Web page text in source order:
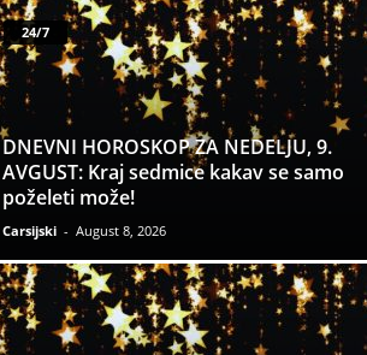
24/7
DNEVNI HOROSKOP ZA NEDELJU, 9.
AVGUST: Kraj sedmice kakav se samo
poželeti može!
Carsijski - August 8, 2026